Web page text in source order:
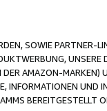
SOWIE PARTNER-
UNSERE
DER AMAZON-MARKEN)
INFORMATIONEN UND
BEREITGESTELLT